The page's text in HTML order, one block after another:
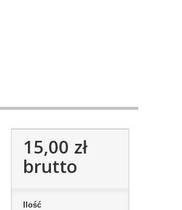
15,00 zł
brutto
Ilość